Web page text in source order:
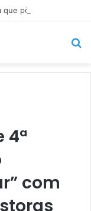
4ª
com